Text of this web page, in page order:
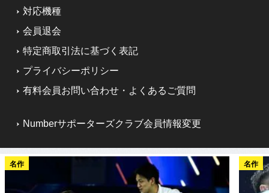
対応機種
会員退会
特定商取引法に基づく表記
プライバシーポリシー
有料会員お問い合わせ・よくあるご質問
Numberサポーターズクラブ会員情報変更
名作 名作